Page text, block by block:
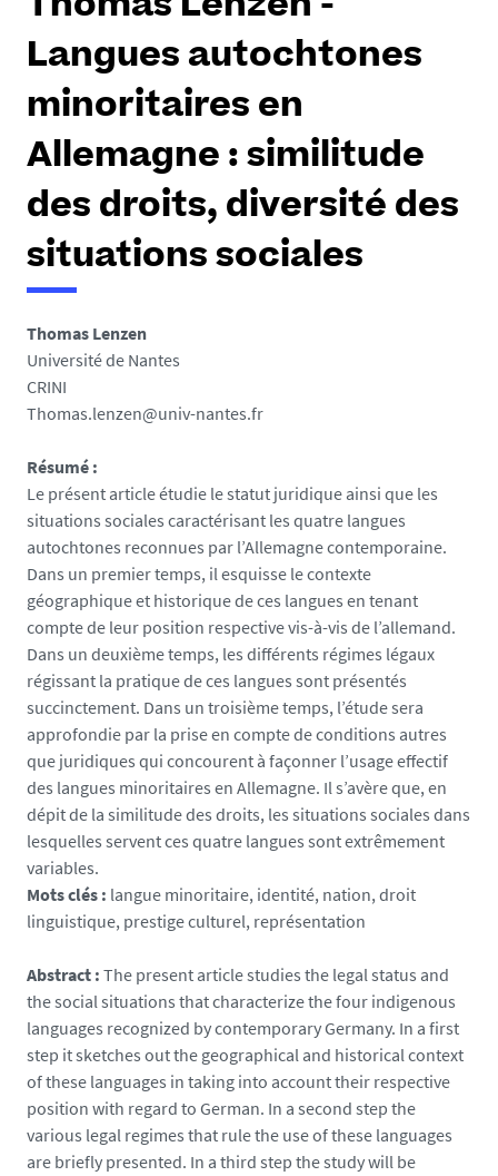
Thomas Lenzen -
Langues autochtones
minoritaires en
Allemagne : similitude
des droits, diversité des
situations sociales
Thomas Lenzen
Université de Nantes
CRINI
Thomas.lenzen@univ-nantes.fr
Résumé :
Le présent article étudie le statut juridique ainsi que les
situations sociales caractérisant les quatre langues
autochtones reconnues par l’Allemagne contemporaine.
Dans un premier temps, il esquisse le contexte
géographique et historique de ces langues en tenant
compte de leur position respective vis-à-vis de l’allemand.
Dans un deuxième temps, les différents régimes légaux
régissant la pratique de ces langues sont présentés
succinctement. Dans un troisième temps, l’étude sera
approfondie par la prise en compte de conditions autres
que juridiques qui concourent à façonner l’usage effectif
des langues minoritaires en Allemagne. Il s’avère que, en
dépit de la similitude des droits, les situations sociales dans
lesquelles servent ces quatre langues sont extrêmement
variables.
Mots clés : langue minoritaire, identité, nation, droit
linguistique, prestige culturel, représentation
Abstract : The present article studies the legal status and
the social situations that characterize the four indigenous
languages recognized by contemporary Germany. In a first
step it sketches out the geographical and historical context
of these languages in taking into account their respective
position with regard to German. In a second step the
various legal regimes that rule the use of these languages
are briefly presented. In a third step the study will be